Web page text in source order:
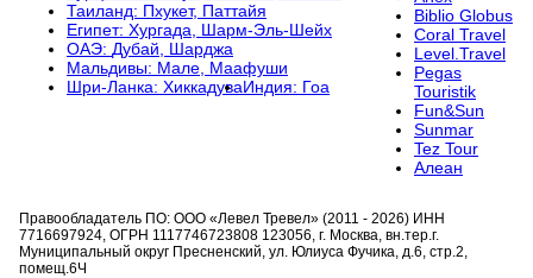
Таиланд: Пхукет, Паттайя
Египет: Хургада, Шарм-Эль-Шейх
ОАЭ: Дубай, Шарджа
Мальдивы: Мале, Маафуши
Шри-Ланка: ХиккадуваИндия: Гоа
Biblio Globus
Coral Travel
Level.Travel
Pegas
Touristik
Fun&Sun
Sunmar
Tez Tour
Алеан
Правообладатель ПО: ООО «Левел Тревел» (2011 - 2026) ИНН
7716697924, ОГРН 1117746723808 123056, г. Москва, вн.тер.г.
Муниципальный округ Пресненский, ул. Юлиуса Фучика, д.6, стр.2,
помещ.6Ч